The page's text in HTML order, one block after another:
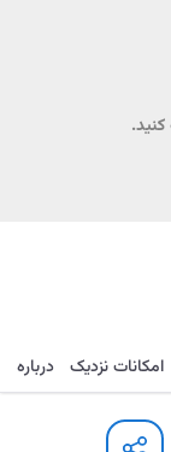
امکانات نزدیک درباره